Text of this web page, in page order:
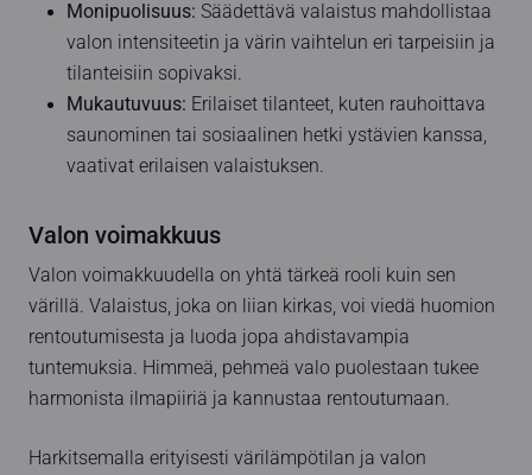
Monipuolisuus: Säädettävä valaistus mahdollistaa
valon intensiteetin ja värin vaihtelun eri tarpeisiin ja
tilanteisiin sopivaksi.
Mukautuvuus: Erilaiset tilanteet, kuten rauhoittava
saunominen tai sosiaalinen hetki ystävien kanssa,
vaativat erilaisen valaistuksen.
Valon voimakkuus
Valon voimakkuudella on yhtä tärkeä rooli kuin sen
värillä. Valaistus, joka on liian kirkas, voi viedä huomion
rentoutumisesta ja luoda jopa ahdistavampia
tuntemuksia. Himmeä, pehmeä valo puolestaan tukee
harmonista ilmapiiriä ja kannustaa rentoutumaan.
Harkitsemalla erityisesti värilämpötilan ja valon